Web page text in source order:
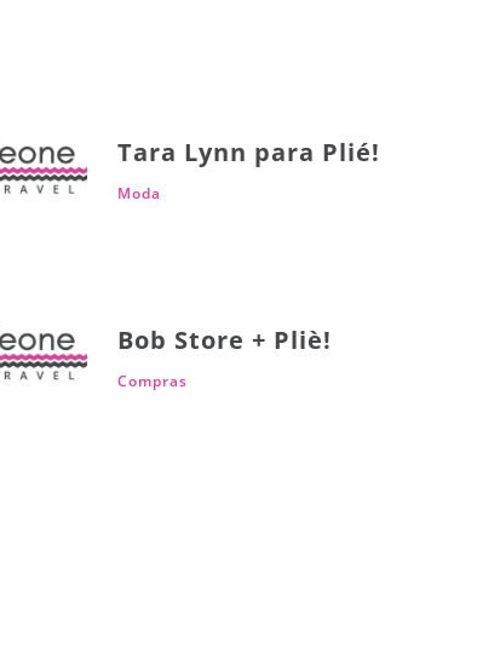
Tara Lynn para Plié!
Moda
Bob Store + Pliè!
Compras